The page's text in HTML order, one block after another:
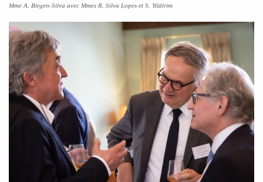
Mme A. Birgen-Silva avec Mmes R. Silva Lopes et S. Yildirim